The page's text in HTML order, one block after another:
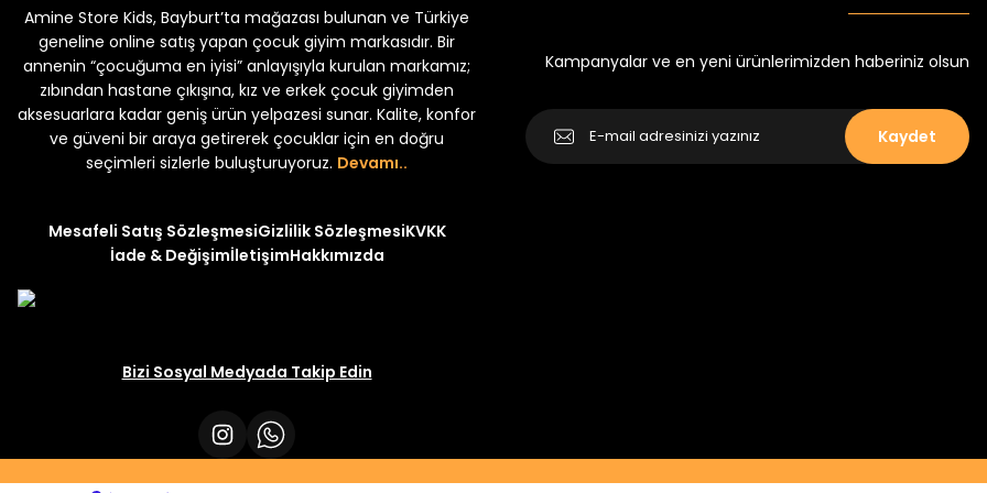
Yeni₺ 250 Yeni
₺ 320 ₺ 250
Amine Store Kids, Bayburt’ta mağazası bulunan ve Türkiye
geneline online satış yapan çocuk giyim markasıdır. Bir
annenin “çocuğuma en iyisi” anlayışıyla kurulan markamız;
zıbından hastane çıkışına, kız ve erkek çocuk giyimden
aksesuarlara kadar geniş ürün yelpazesi sunar. Kalite, konfor
ve güveni bir araya getirerek çocuklar için en doğru
seçimleri sizlerle buluşturuyoruz. Devamı..
Mesafeli Satış SözleşmesiGizlilik SözleşmesiKVKK
İade & DeğişimİletişimHakkımızda
Bizi Sosyal Medyada Takip Edin
Kampanyalar ve en yeni ürünlerimizden haberiniz olsun
Kaydet